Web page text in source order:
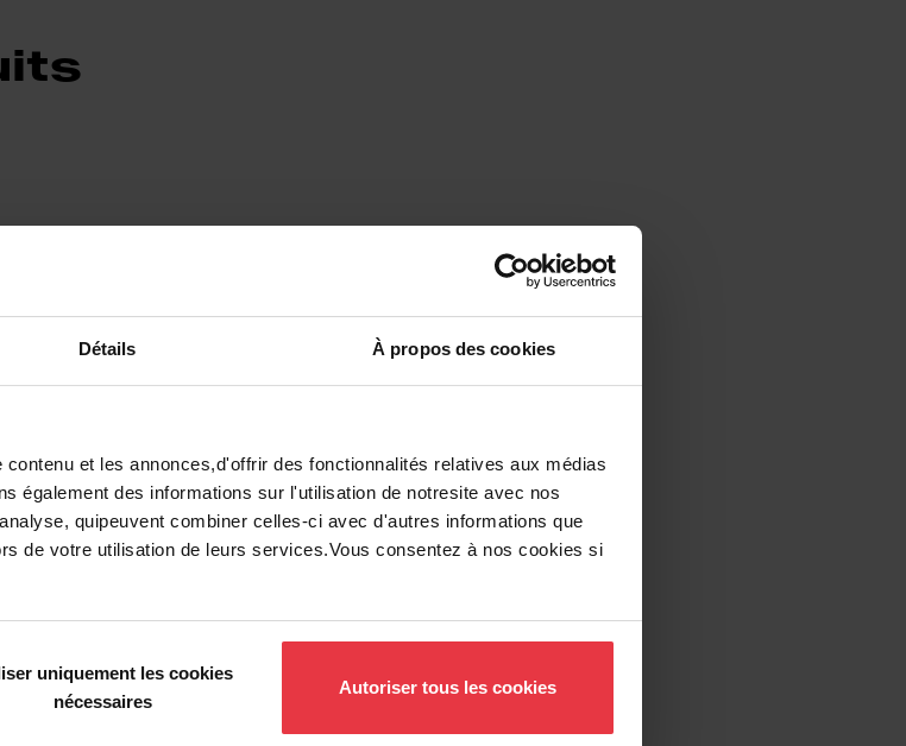
Détails À propos des cookies
et les annonces,d'offrir des fonctionnalités relatives aux médias
également des informations sur l'utilisation de notresite avec nos
quipeuvent combiner celles-ci avec d'autres informations que
de votre utilisation de leurs services.Vous consentez à nos cookies si
uniquement les cookies
nécessaires
Autoriser tous les cookies
supplémentaires